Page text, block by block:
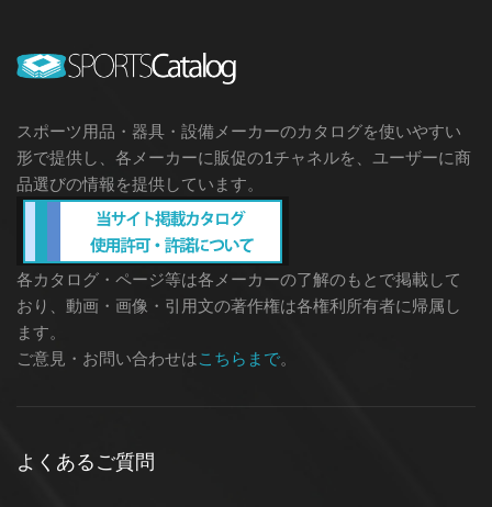
スポーツ用品・器具・設備メーカーのカタログを使いやすい
形で提供し、各メーカーに販促の1チャネルを、ユーザーに商
品選びの情報を提供しています。
各カタログ・ページ等は各メーカーの了解のもとで掲載して
おり、動画・画像・引用文の著作権は各権利所有者に帰属し
ます。
ご意見・お問い合わせはこちらまで。
よくあるご質問